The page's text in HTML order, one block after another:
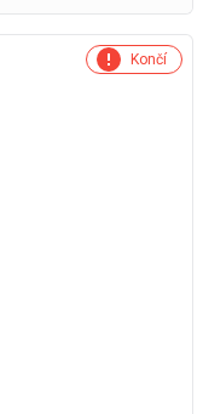
Končí